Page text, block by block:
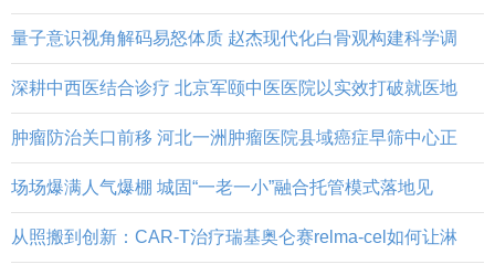
量子意识视角解码易怒体质 赵杰现代化白骨观构建科学调
深耕中西医结合诊疗 北京军颐中医医院以实效打破就医地
肿瘤防治关口前移 河北一洲肿瘤医院县域癌症早筛中心正
场场爆满人气爆棚 城固“一老一小”融合托管模式落地见
从照搬到创新：CAR-T治疗瑞基奥仑赛relma-cel如何让淋